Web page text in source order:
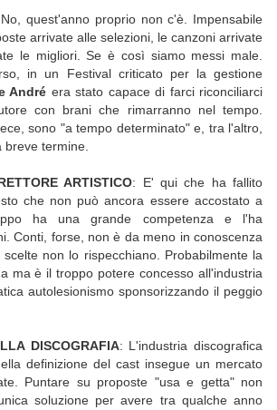
quest'anno proprio non c'è. Impensabile
arrivate alle selezioni, le canzoni arrivate
le migliori. Se è così siamo messi male.
in un Festival criticato per la gestione
André era stato capace di farci riconciliarci
con brani che rimarranno nel tempo.
sono "a tempo determinato" e, tra l'altro,
termine.
ARTISTICO: E' qui che ha fallito
che non può ancora essere accostato a
ha una grande competenza e l'ha
Conti, forse, non è da meno in conoscenza
non lo rispecchiano. Probabilmente la
ma è il troppo potere concesso all'industria
autolesionismo sponsorizzando il peggio
DISCOGRAFIA: L'industria discografica
definizione del cast insegue un mercato
Puntare su proposte "usa e getta" non
soluzione per avere tra qualche anno